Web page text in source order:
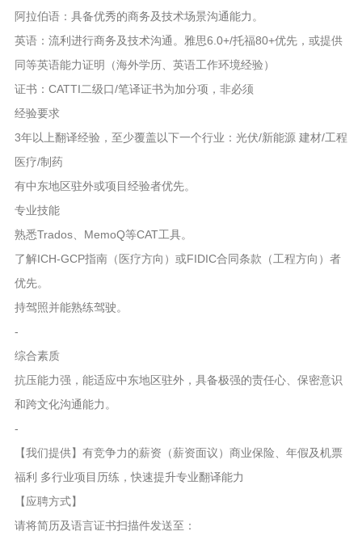
阿拉伯语：具备优秀的商务及技术场景沟通能力。
英语：流利进行商务及技术沟通。雅思6.0+/托福80+优先，或提供
同等英语能力证明（海外学历、英语工作环境经验）
证书：CATTI二级口/笔译证书为加分项，非必须
经验要求
3年以上翻译经验，至少覆盖以下一个行业：光伏/新能源 建材/工程
医疗/制药
有中东地区驻外或项目经验者优先。
专业技能
熟悉Trados、MemoQ等CAT工具。
了解ICH-GCP指南（医疗方向）或FIDIC合同条款（工程方向）者
优先。
持驾照并能熟练驾驶。
-
综合素质
抗压能力强，能适应中东地区驻外，具备极强的责任心、保密意识
和跨文化沟通能力。
-
【我们提供】有竞争力的薪资（薪资面议）商业保险、年假及机票
福利 多行业项目历练，快速提升专业翻译能力
【应聘方式】
请将简历及语言证书扫描件发送至：